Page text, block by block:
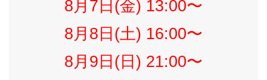
8月7日(金) 13:00〜
8月8日(土) 16:00〜
8月9日(日) 21:00〜